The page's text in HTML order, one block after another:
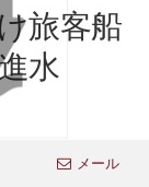
旅客船
水
メール